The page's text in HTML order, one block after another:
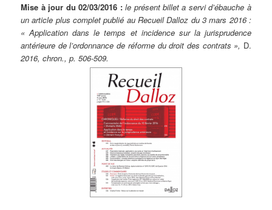
Mise à jour du 02/03/2016 : le présent billet a servi d’ébauche à
un article plus complet publié au Recueil Dalloz du 3 mars 2016 :
« Application dans le temps et incidence sur la jurisprudence
antérieure de l’ordonnance de réforme du droit des contrats », D.
2016, chron., p. 506-509.